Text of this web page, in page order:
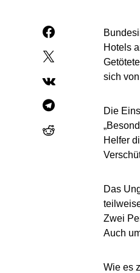
Hotels
sich
Die
Helfer
Das
Zwei
Auch
Wie es